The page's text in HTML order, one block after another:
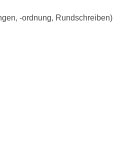
-ordnung, Rundschreiben)